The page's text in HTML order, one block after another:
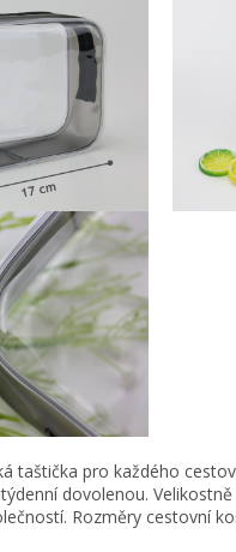
taštička pro každého
dovolenou.
Rozměry cestovní